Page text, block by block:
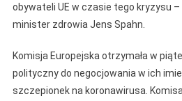
obywateli UE w czasie tego kryzysu –
minister zdrowia Jens Spahn.
Komisja Europejska otrzymała w
polityczny do negocjowania w ich
szczepionek na koronawirusa.